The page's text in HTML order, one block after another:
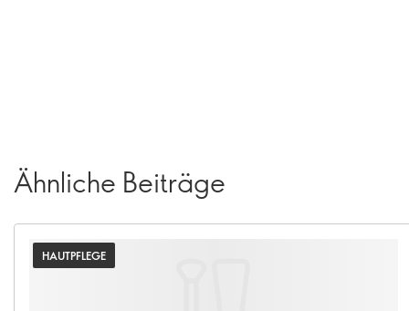
Ähnliche Beiträge
HAUTPFLEGE